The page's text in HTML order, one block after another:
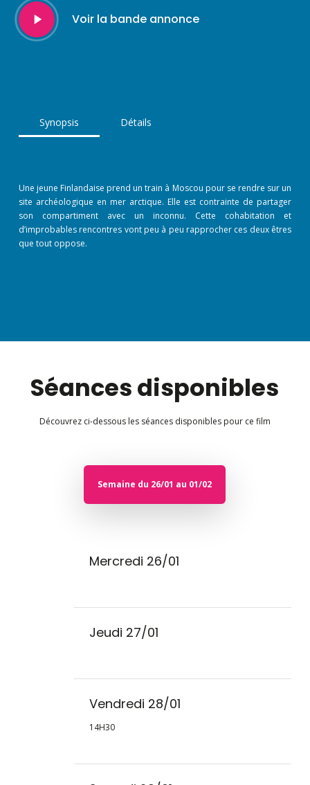
Play
Video
Voir la bande annonce
Synopsis Détails
Une jeune Finlandaise prend un train à Moscou pour se rendre sur un
site archéologique en mer arctique. Elle est contrainte de partager
son compartiment avec un inconnu. Cette cohabitation et
d’improbables rencontres vont peu à peu rapprocher ces deux êtres
que tout oppose.
Séances disponibles
Découvrez ci-dessous les séances disponibles pour ce film
Semaine du 26/01 au 01/02
Mercredi 26/01
Jeudi 27/01
Vendredi 28/01
14H30